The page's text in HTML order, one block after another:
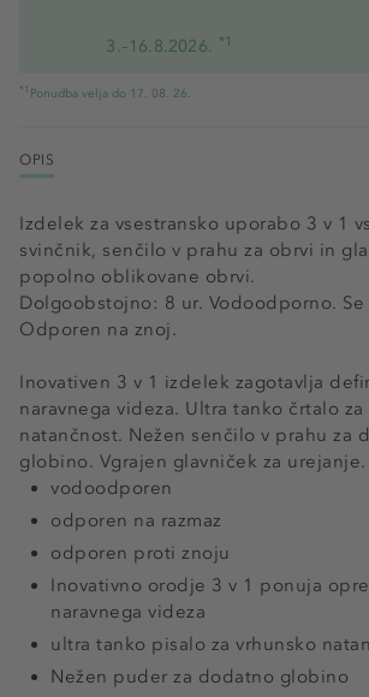
3.–16.8.2026. *1
*1 Ponudba velja do 17. 08. 26.
OPIS
Izdelek za vsestransko uporabo 3 v 1
svinčnik, senčilo v prahu za obrvi in
popolno oblikovane obrvi.
Dolgoobstojno: 8 ur. Vodoodporno. Se
Odporen na znoj.
Inovativen 3 v 1 izdelek zagotavlja
naravnega videza. Ultra tanko črtalo za
natančnost. Nežen senčilo v prahu za
globino. Vgrajen glavniček za urejanje.
vodoodporen
odporen na razmaz
odporen proti znoju
Inovativno orodje 3 v 1 ponuja
naravnega videza
ultra tanko pisalo za vrhunsko
Nežen puder za dodatno globino